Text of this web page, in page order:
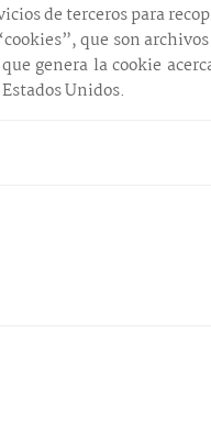
de terceros para
que son
genera la cookie
Unidos.